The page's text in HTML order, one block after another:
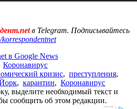
в Telegram. Подписывайтесь
в Google News
Коронавирус
кризис, преступления,
, карантин, Коронавирус
выделите необходимый текст и
сообщить об этом редакции.